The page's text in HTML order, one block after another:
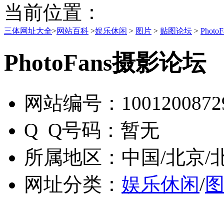
当前位置：
三体网址大全>网站百科 >娱乐休闲 > 图片 > 贴图论坛 >
PhotoFans摄影论坛
网站编号：
Q Q号码： 暂无
所属地区： 中国/北京/
网址分类： 娱乐休闲/